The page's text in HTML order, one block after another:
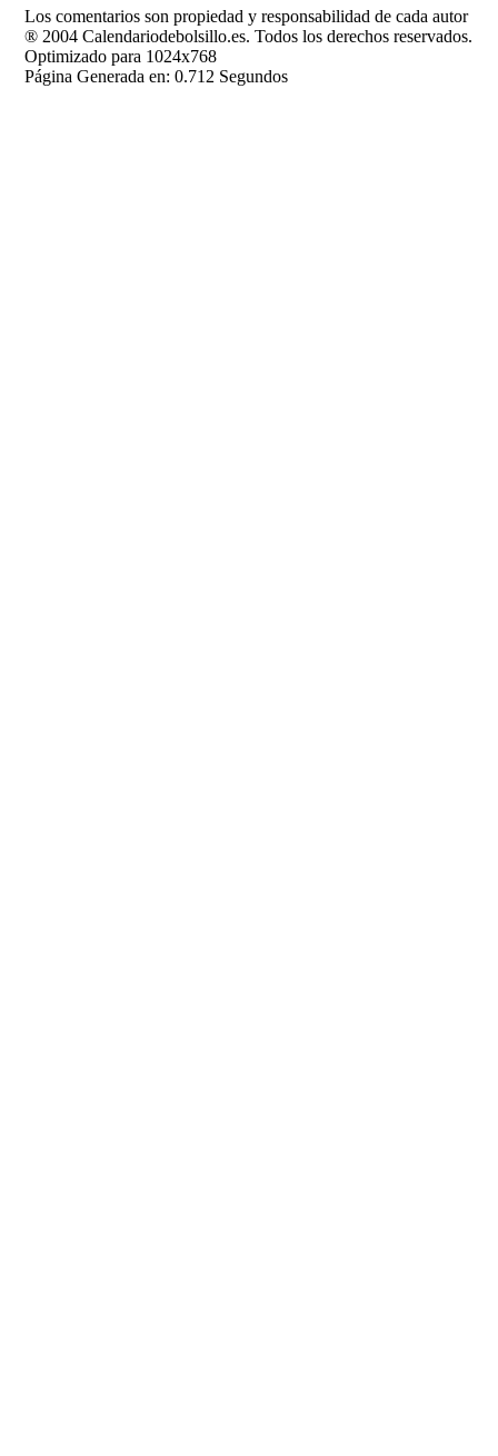
Los comentarios son propiedad y responsabilidad de cada autor
® 2004 Calendariodebolsillo.es. Todos los derechos reservados.
Optimizado para 1024x768
Página Generada en: 0.712 Segundos